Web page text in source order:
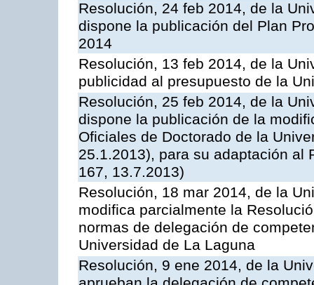
Resolución, 24 feb 2014, de la
dispone la publicación del Plan
2014
Resolución, 13 feb 2014, de la
publicidad al presupuesto de la
Resolución, 25 feb 2014, de la
dispone la publicación de la
Oficiales de Doctorado de la
25.1.2013), para su adaptación al
167, 13.7.2013)
Resolución, 18 mar 2014, de la
modifica parcialmente la
normas de delegación de
Universidad de La Laguna
Resolución, 9 ene 2014, de la